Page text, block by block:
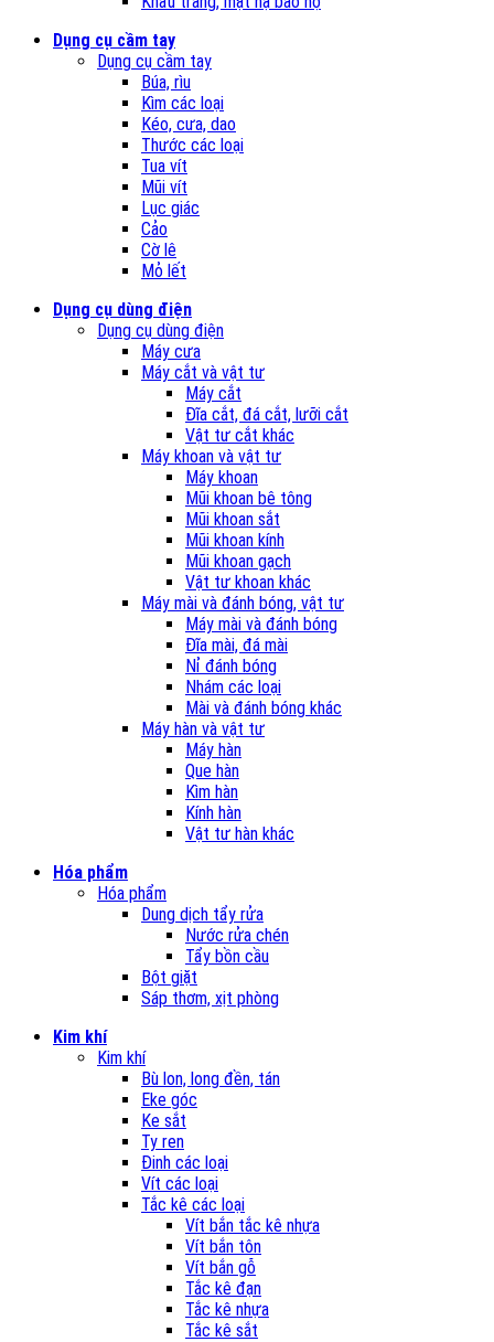
Dụng cụ cầm tay
Dụng cụ cầm tay
Búa, rìu
Kìm các loại
Kéo, cưa, dao
Thước các loại
Tua vít
Mũi vít
Lục giác
Cảo
Cờ lê
Mỏ lết
Dụng cụ dùng điện
Dụng cụ dùng điện
Máy cưa
Máy cắt và vật tư
Máy cắt
Đĩa cắt, đá cắt, lưỡi cắt
Vật tư cắt khác
Máy khoan và vật tư
Máy khoan
Mũi khoan bê tông
Mũi khoan sắt
Mũi khoan kính
Mũi khoan gạch
Vật tư khoan khác
Máy mài và đánh bóng, vật tư
Máy mài và đánh bóng
Đĩa mài, đá mài
Nỉ đánh bóng
Nhám các loại
Mài và đánh bóng khác
Máy hàn và vật tư
Máy hàn
Que hàn
Kìm hàn
Kính hàn
Vật tư hàn khác
Hóa phẩm
Hóa phẩm
Dung dịch tẩy rửa
Nước rửa chén
Tẩy bồn cầu
Bột giặt
Sáp thơm, xịt phòng
Kim khí
Kim khí
Bù lon, long đền, tán
Eke góc
Ke sắt
Ty ren
Đinh các loại
Vít các loại
Tắc kê các loại
Vít bắn tắc kê nhựa
Vít bắn tôn
Vít bắn gỗ
Tắc kê đạn
Tắc kê nhựa
Tắc kê sắt